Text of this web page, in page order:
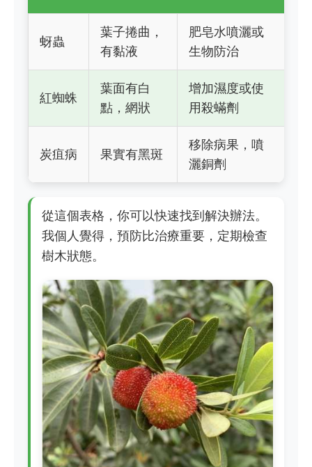
蚜蟲
葉子捲曲，
有黏液
肥皂水噴灑或
生物防治
紅蜘蛛
葉面有白
點，網狀
增加濕度或使
用殺蟎劑
炭疽病 果實有黑斑
移除病果，噴
灑銅劑
從這個表格，你可以快速找到解決辦法。
我個人覺得，預防比治療重要，定期檢查
樹木狀態。